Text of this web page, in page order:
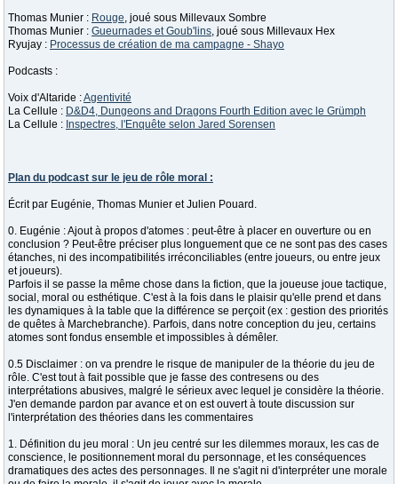
Thomas Munier : Rouge, joué sous Millevaux Sombre
Thomas Munier : Gueurnades et Goub'lins, joué sous Millevaux Hex
Ryujay : Processus de création de ma campagne - Shayo
Podcasts :
Voix d'Altaride :Agentivité
La Cellule : D&D4, Dungeons and Dragons Fourth Edition avec le Grümph
La Cellule : Inspectres, l'Enquête selon Jared Sorensen
Plan du podcast sur le jeu de rôle moral :
Écrit par Eugénie, Thomas Munier et Julien Pouard.
0. Eugénie : Ajout à propos d'atomes : peut-être à placer en ouverture ou en
conclusion ? Peut-être préciser plus longuement que ce ne sont pas des cases
étanches, ni des incompatibilités irréconciliables (entre joueurs, ou entre jeux
et joueurs).
Parfois il se passe la même chose dans la fiction, que la joueuse joue tactique,
social, moral ou esthétique. C'est à la fois dans le plaisir qu'elle prend et dans
les dynamiques à la table que la différence se perçoit (ex : gestion des priorités
de quêtes à Marchebranche). Parfois, dans notre conception du jeu, certains
atomes sont fondus ensemble et impossibles à démêler.
0.5 Disclaimer : on va prendre le risque de manipuler de la théorie du jeu de
rôle. C'est tout à fait possible que je fasse des contresens ou des
interprétations abusives, malgré le sérieux avec lequel je considère la théorie.
J'en demande pardon par avance et on est ouvert à toute discussion sur
l'interprétation des théories dans les commentaires
1. Définition du jeu moral : Un jeu centré sur les dilemmes moraux, les cas de
conscience, le positionnement moral du personnage, et les conséquences
dramatiques des actes des personnages. Il ne s'agit ni d'interpréter une morale